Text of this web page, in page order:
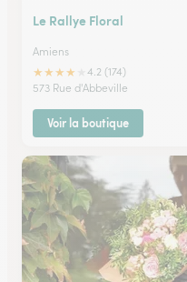
Le Rallye Floral
Amiens
★★★★
4.2 (174)
573 Rue d'Abbeville
Voir la boutique